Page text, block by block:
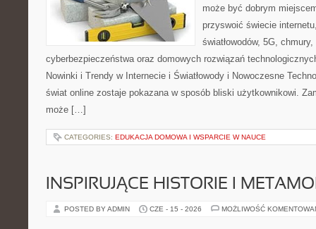
może być dobrym
przyswoić świecie
światłowodów, 5G,
cyberbezpieczeństwa oraz domowych rozwiązań
Nowinki i Trendy w Internecie i Światłowody i Nowoczesne
świat online zostaje pokazana w sposób bliski użytkownikowi.
może […]
CATEGORIES: EDUKACJA DOMOWA I WSPARCIE W NAUCE
INSPIRUJĄCE HISTORIE I
POSTED BY ADMIN CZE - 15 - 2026 MOŻLIWOŚĆ